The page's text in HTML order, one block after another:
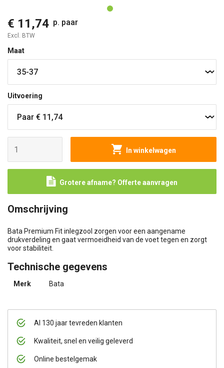
€ 11,74 p. paar
Excl. BTW
Maat
Uitvoering
In winkelwagen
Grotere afname? Offerte aanvragen
Al 130 jaar tevreden klanten
Kwaliteit, snel en veilig geleverd
Online bestelgemak
Omschrijving
Bata Premium Fit inlegzool zorgen voor een aangename
drukverdeling en gaat vermoeidheid van de voet tegen en zorgt
voor stabiliteit.
Technische gegevens
Merk Bata